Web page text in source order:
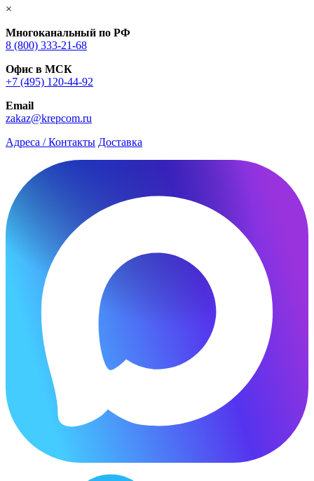
×
Многоканальный по РФ
8 (800) 333‑21-68
Офис в МСК
+7 (495) 120-44-92
Email
zakaz@krepcom.ru
Адреса / Контакты Доставка